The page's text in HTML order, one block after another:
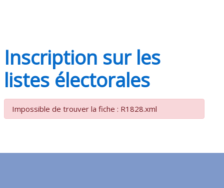
Inscription sur les
listes électorales
Impossible de trouver la fiche : R1828.xml